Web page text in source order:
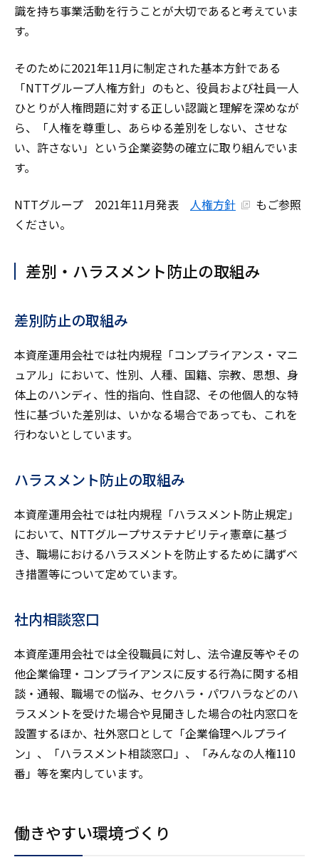
識を持ち事業活動を行うことが大切であると考えていま
す。
そのために2021年11月に制定された基本方針である
「NTTグループ人権方針」のもと、役員および社員一人
ひとりが人権問題に対する正しい認識と理解を深めなが
ら、「人権を尊重し、あらゆる差別をしない、させな
い、許さない」という企業姿勢の確立に取り組んでいま
す。
NTTグループ 2021年11月発表 人権方針
もご参照
ください。
差別・ハラスメント防止の取組み
差別防止の取組み
本資産運用会社では社内規程「コンプライアンス・マニ
ュアル」において、性別、人種、国籍、宗教、思想、身
体上のハンディ、性的指向、性自認、その他個人的な特
性に基づいた差別は、いかなる場合であっても、これを
行わないとしています。
ハラスメント防止の取組み
本資産運用会社では社内規程「ハラスメント防止規定」
において、NTTグループサステナビリティ憲章に基づ
き、職場におけるハラスメントを防止するために講ずべ
き措置等について定めています。
社内相談窓口
本資産運用会社では全役職員に対し、法令違反等やその
他企業倫理・コンプライアンスに反する行為に関する相
談・通報、職場での悩み、セクハラ・パワハラなどのハ
ラスメントを受けた場合や見聞きした場合の社内窓口を
設置するほか、社外窓口として「企業倫理ヘルプライ
ン」、「ハラスメント相談窓口」、「みんなの人権110
番」等を案内しています。
働きやすい環境づくり